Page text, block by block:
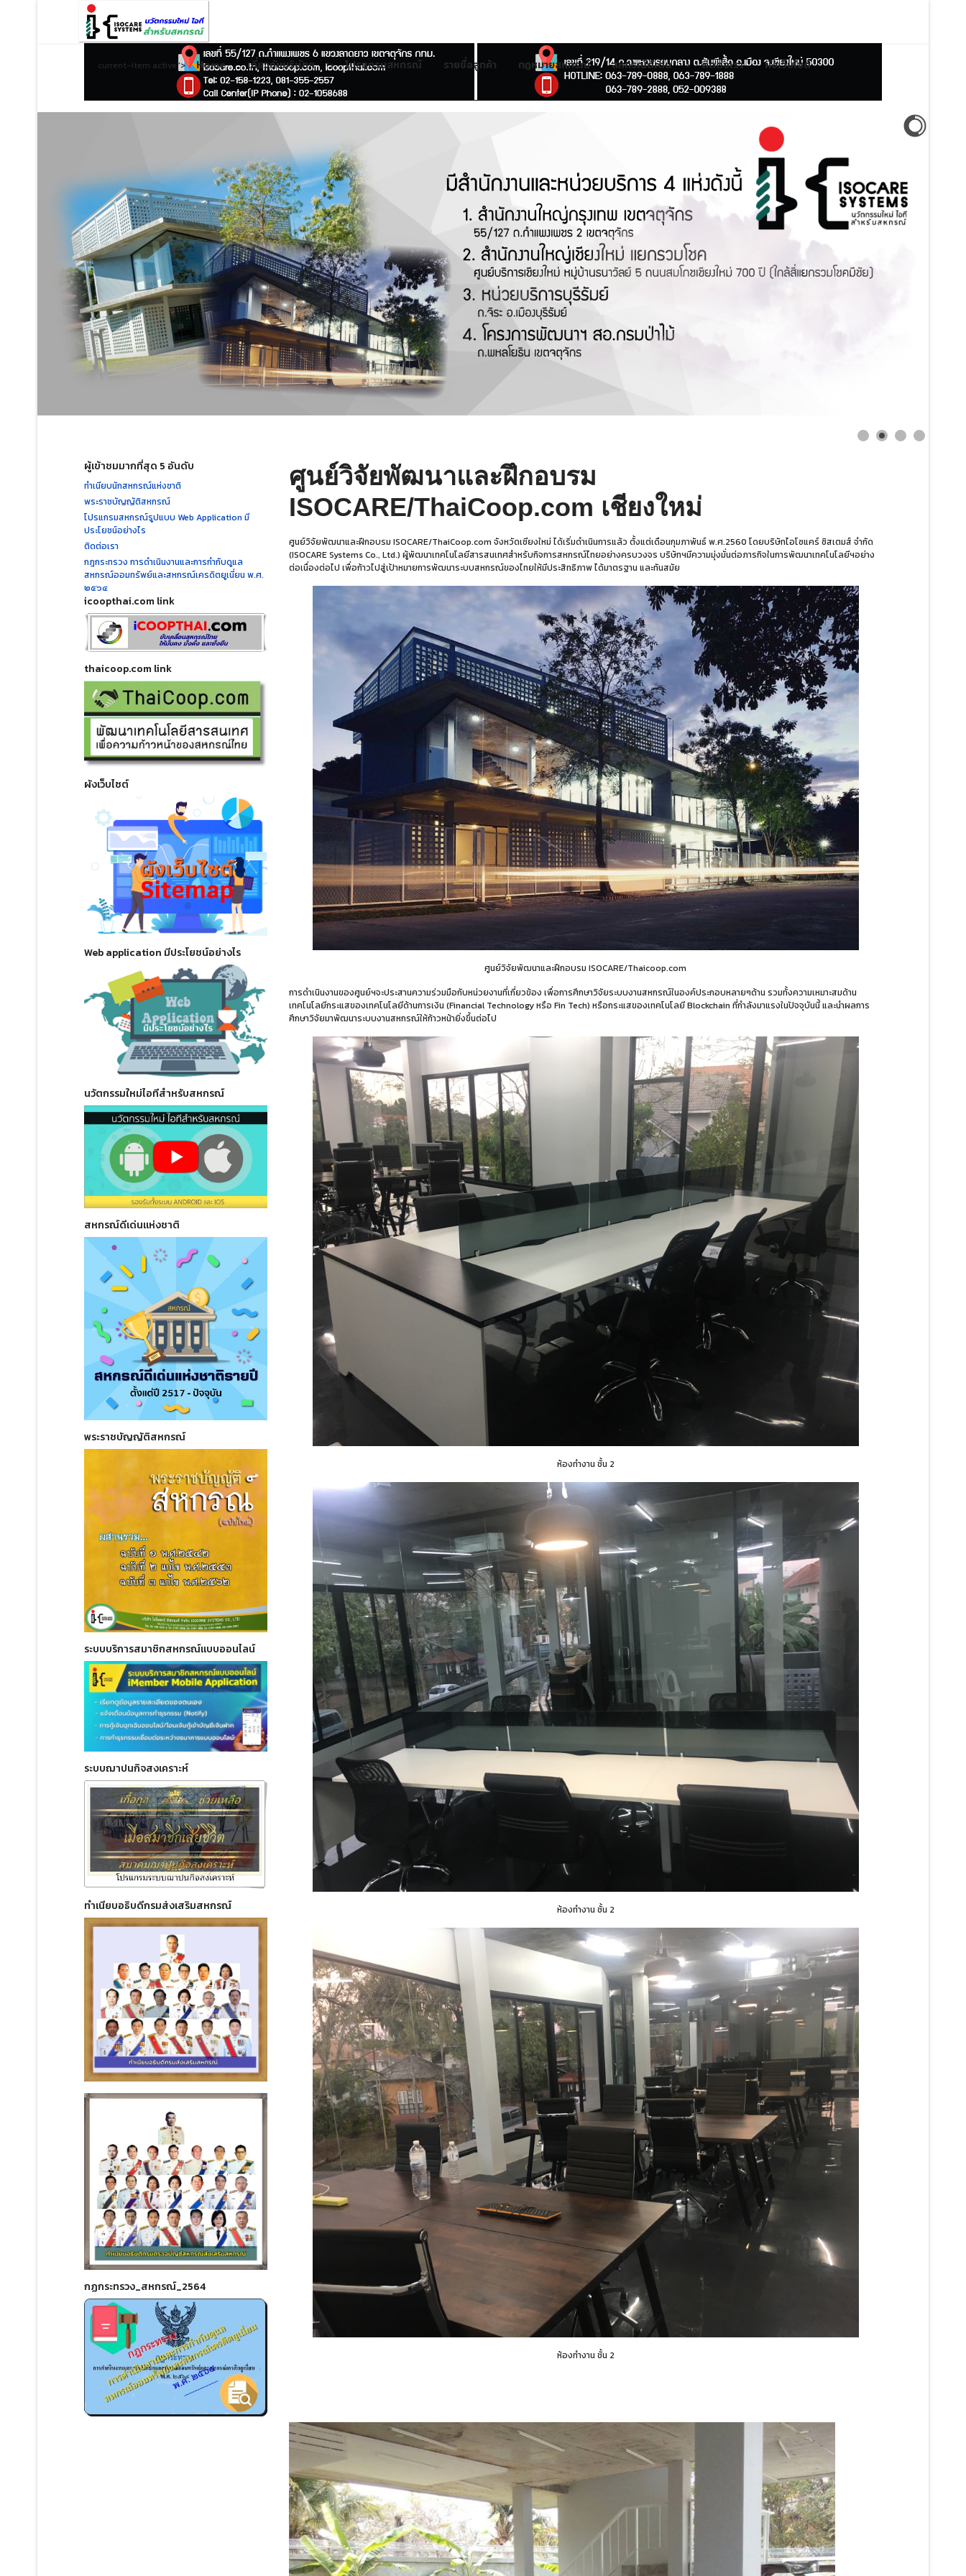
current-item active"> Home เกี่ยวกับบริษัทฯ "> โปรแกรมสหกรณ์ รายชื่อลูกค้า กฎหมายสหกรณ์ สหกรณ์ดีเด่น "> ติดต่อเรา ผังเว็บไซต์
ผู้เข้าชมมากที่สุด 5 อันดับ
ทำเนียบนักสหกรณ์แห่งชาติ
พระราชบัญญัติสหกรณ์
โปรแกรมสหกรณ์รูปแบบ Web Application มี
ประโยชน์อย่างไร
ติดต่อเรา
กฎกระทรวง การดำเนินงานและการกำกับดูแล
สหกรณ์ออมทรัพย์และสหกรณ์เครดิตยูเนี่ยน พ.ศ.
๒๕๖๔
icoopthai.com link
thaicoop.com link
ผังเว็บไซต์
Web application มีประโยชน์อย่างไร
นวัตกรรมใหม่ไอทีสำหรับสหกรณ์
สหกรณ์ดีเด่นแห่งชาติ
พระราชบัญญัติสหกรณ์
ระบบบริการสมาชิกสหกรณ์แบบออนไลน์
ระบบฌาปนกิจสงเคราะห์
ทำเนียบอธิบดีกรมส่งเสริมสหกรณ์
กฏกระทรวง_สหกรณ์_2564
ศูนย์วิจัยพัฒนาและฝึกอบรม
ISOCARE/ThaiCoop.com เชียงใหม่
ศูนย์วิจัยพัฒนาและฝึกอบรม ISOCARE/ThaiCoop.com จังหวัดเชียงใหม่ ได้เริ่มดำเนินการแล้ว ตั้งแต่เดือนกุมภาพันธ์ พ.ศ.2560 โดยบริษัทไอโซแคร์ ซิสเตมส์ จำกัด
(ISOCARE Systems Co., Ltd.) ผู้พัฒนาเทคโนโลยีสารสนเทศสำหรับกิจการสหกรณ์ไทยอย่างครบวงจร บริษัทฯมีความมุ่งมั่นต่อภารกิจในการพัฒนาเทคโนโลยีฯอย่าง
ต่อเนื่องต่อไป เพื่อก้าวไปสู่เป้าหมายการพัฒนาระบบสหกรณ์ของไทยให้มีประสิทธิภาพ ได้มาตรฐาน และทันสมัย
ศูนย์วิจัยพัฒนาและฝึกอบรม ISOCARE/Thaicoop.com
การดำเนินงานของศูนย์ฯจะประสานความร่วมมือกับหน่วยงานที่เกี่ยวข้อง เพื่อการศึกษาวิจัยระบบงานสหกรณ์ในองค์ประกอบหลายๆด้าน รวมทั้งความเหมาะสมด้าน
เทคโนโลยีกระแสของเทคโนโลยีด้านการเงิน (Financial Technology หรือ Fin Tech) หรือกระแสของเทคโนโลยี Blockchain ที่กำลังมาแรงในปัจจุบันนี้ และนำผลการ
ศึกษาวิจัยมาพัฒนาระบบงานสหกรณ์ให้ก้าวหน้ายิ่งขึ้นต่อไป
ห้องทำงาน ชั้น 2
ห้องทำงาน ชั้น 2
ห้องทำงาน ชั้น 2